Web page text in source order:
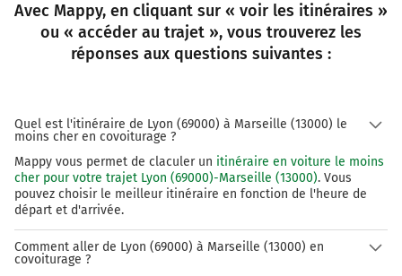
Avec Mappy, en cliquant sur « voir les itinéraires »
ou « accéder au trajet », vous trouverez les
réponses aux questions suivantes :
Quel est l'itinéraire de Lyon (69000) à Marseille (13000) le
moins cher en covoiturage ?
Mappy vous permet de claculer un itinéraire en voiture le moins
cher pour votre trajet Lyon (69000)-Marseille (13000). Vous
pouvez choisir le meilleur itinéraire en fonction de l'heure de
départ et d'arrivée.
Comment aller de Lyon (69000) à Marseille (13000) en
covoiturage ?